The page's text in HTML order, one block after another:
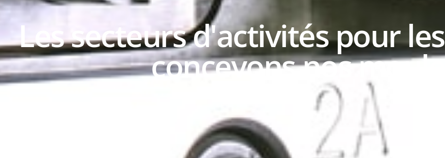
Les secteurs d'activités pour
concevons nos